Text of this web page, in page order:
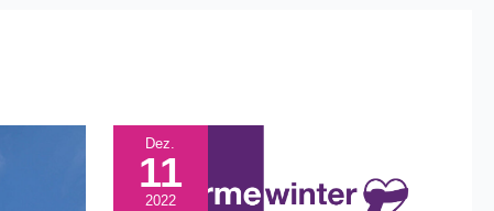
Dez.
11
2022